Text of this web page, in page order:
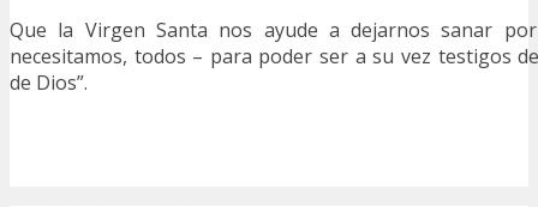
Que la Virgen Santa nos ayude a dejarnos sanar
necesitamos, todos – para poder ser a su vez testigos
de Dios”.